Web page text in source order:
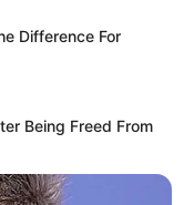
Difference For
Being Freed From